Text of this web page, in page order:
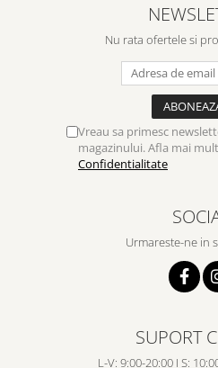
Nu rata ofertele si
Vreau sa primesc
magazinului. Afla mai
Confidentialitate
Urmareste-ne in
SUPORT
L-V: 9:00-20:00 I S: